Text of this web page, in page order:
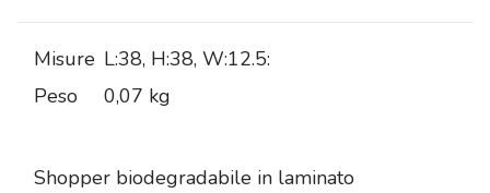
Misure L:38, H:38, W:12.5:
Peso
0,07 kg
Shopper biodegradabile in laminato